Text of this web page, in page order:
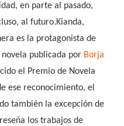
en parte al pasado,
al futuro.Kianda,
es la protagonista de
novela publicada por Borja
el Premio de Novela
ese reconocimiento, el
también la excepción de
los trabajos de